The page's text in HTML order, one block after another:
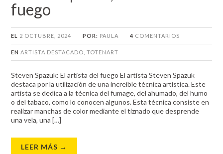
fuego
EL 2 OCTUBRE, 2024 POR: PAULA 4 COMENTARIOS
EN ARTISTA DESTACADO ,TOTENART
Steven Spazuk: El artista del fuego El artista Steven Spazuk
destaca por la utilización de una increíble técnica artística. Este
artista se dedica a la técnica del fumage, del ahumado, del humo
o del tabaco, como lo conocen algunos. Esta técnica consiste en
realizar manchas de color mediante el tiznado que desprende
una vela, una […]
LEER MÁS →